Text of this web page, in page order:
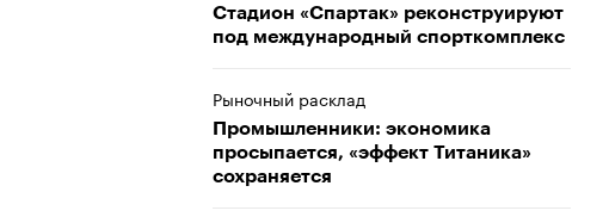
Стадион «Спартак» реконструируют
под международный спорткомплекс
Рыночный расклад
Промышленники: экономика
просыпается, «эффект Титаника»
сохраняется